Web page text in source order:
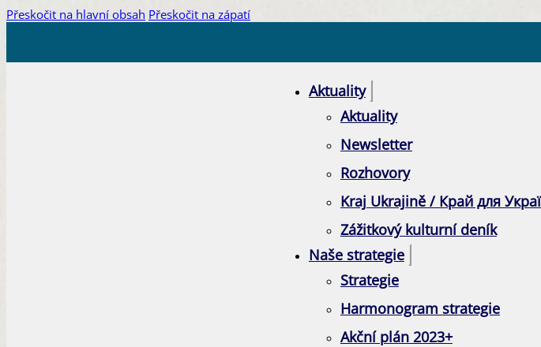
Přeskočit na hlavní obsah Přeskočit na zápatí
Aktuality
Aktuality
Newsletter
Rozhovory
Kraj Ukrajině / Край для
Zážitkový kulturní deník
Naše strategie
Strategie
Harmonogram strategie
Akční plán 2023+